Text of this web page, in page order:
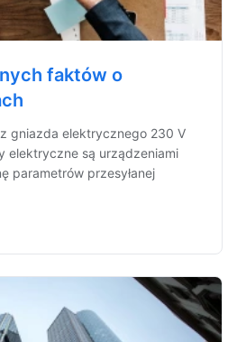
faktów o
gniazda elektrycznego 230 V
elektryczne są urządzeniami
parametrów przesyłanej